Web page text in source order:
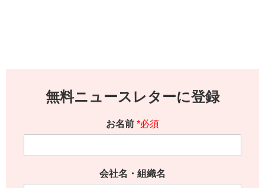
無料ニュースレターに登録
お名前 *必須
会社名・組織名